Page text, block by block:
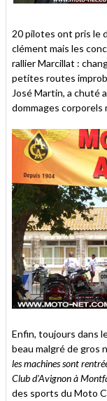
20 pilotes ont pris le
clément mais les
rallier Marcillat :
petites routes
José Martin, a chuté
dommages corporels
Enfin, toujours dans
beau malgré de gros
les machines sont
Club d'Avignon à
des sports du Moto